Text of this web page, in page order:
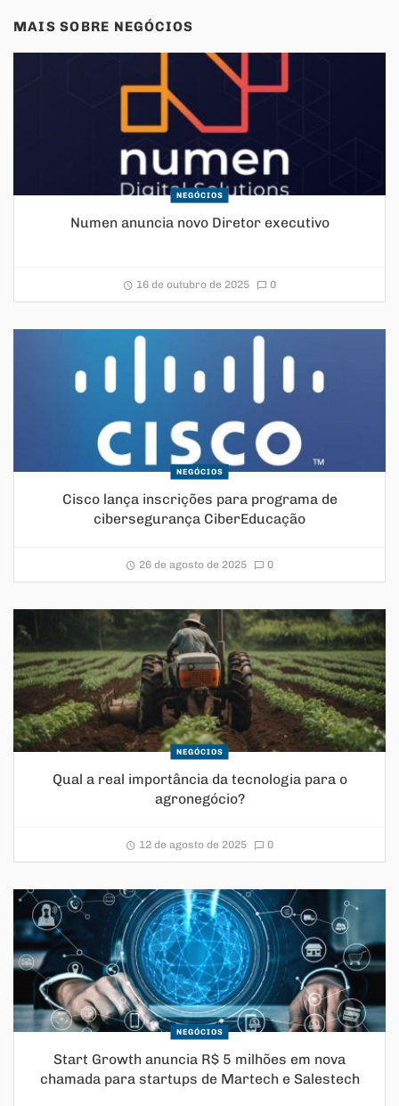
MAIS SOBRE NEGÓCIOS
NEGÓCIOS
Numen anuncia novo Diretor executivo
16 de outubro de 2025 0
NEGÓCIOS
Cisco lança inscrições para programa de
cibersegurança CiberEducação
26 de agosto de 2025 0
NEGÓCIOS
Qual a real importância da tecnologia para o
agronegócio?
12 de agosto de 2025 0
NEGÓCIOS
Start Growth anuncia R$ 5 milhões em nova
chamada para startups de Martech e Salestech